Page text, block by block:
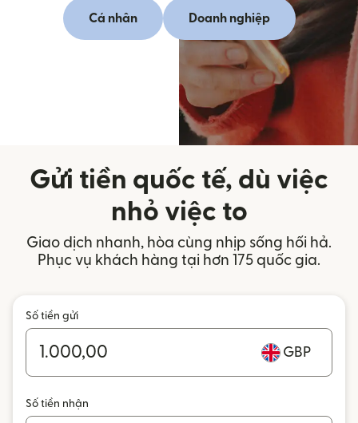
Cá nhân Doanh nghiệp
Gửi tiền quốc tế, dù việc
nhỏ việc to
Giao dịch nhanh, hòa cùng nhịp sống hối hả.
Phục vụ khách hàng tại hơn 175 quốc gia.
Số tiền gửi
GBP
Số tiền nhận